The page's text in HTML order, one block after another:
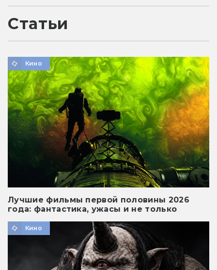
Статьи
Кино
Лучшие фильмы первой половины 2026
года: фантастика, ужасы и не только
Кино